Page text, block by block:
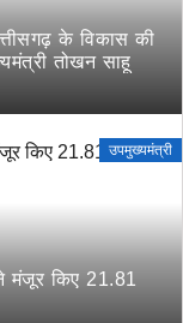
के विकास की
तोखन साहू
उपमुख्यमंत्री
मंजूर किए 21.81